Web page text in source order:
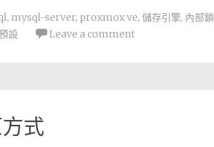
, mysql-server, proxmox ve, 儲存引擎, 內部鎖
設 Leave a comment
式